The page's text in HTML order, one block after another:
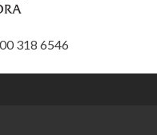
318 6546